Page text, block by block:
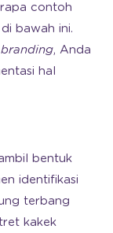
contoh
bawah ini.
branding, Anda
hal
bentuk
identifikasi
terbang
kakek